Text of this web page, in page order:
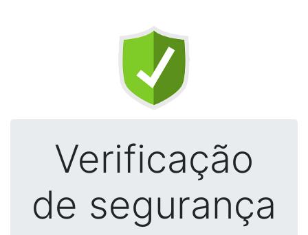
Verificação
de segurança